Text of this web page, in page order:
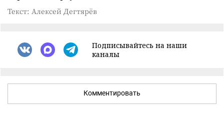
Текст: Алексей Дегтярёв
Подписывайтесь на наши
каналы
Комментировать